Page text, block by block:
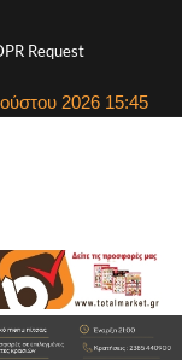
Request
2026 15:45